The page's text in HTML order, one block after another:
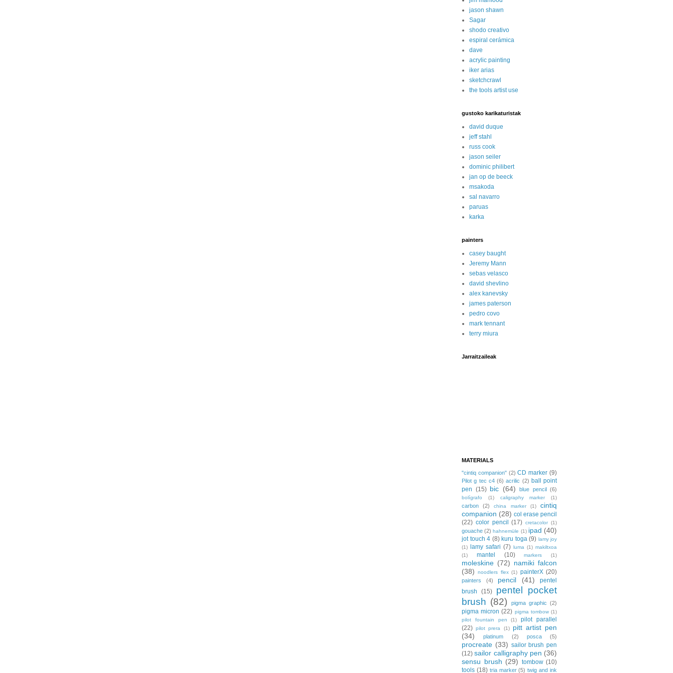
jason shawn
Sagar
shodo creativo
espiral cerámica
dave
acrylic painting
iker arias
sketchcrawl
the tools artist use
gustoko karikaturistak
david duque
jeff stahl
russ cook
jason seiler
dominic philibert
jan op de beeck
msakoda
sal navarro
paruas
karka
painters
casey baught
Jeremy Mann
sebas velasco
david shevlino
alex kanevsky
james paterson
pedro covo
mark tennant
terry miura
Jarraitzaileak
MATERIALS
"cintiq companion" (2) CD marker (9)
Pilot g tec c4 (6) acrilic (2) ball point
pen (15) bic (64) blue pencil (6)
bolígrafo (1) caligraphy marker (1)
carbon (2) china marker (1)
cintiq
companion (28) col erase pencil
(22) color pencil (17) cretacolor (1)
gouache (2) hahnemüle (1) ipad (40)
jot touch 4 (8) kuru toga (9) lamy joy
(1) lamy safari (7) luma (1) makiltxoa
(1)
mantel (10) markers (1)
moleskine (72) namiki falcon
(38)
noodlers flex (1) painterX (20)
painters (4) pencil (41)
pentel
brush
(15)
pentel pocket
brush (82) pigma graphic (2)
pigma micron (22) pigma tombow (1)
pilot fountain pen
(1)
pilot parallel
(22) pilot prera (1)
pitt artist pen
(34)
platinum (2) posca (5)
procreate (33) sailor brush pen
(12) sailor calligraphy pen (36)
sensu brush (29) tombow (10)
tools (18) tria marker (5) twig and ink